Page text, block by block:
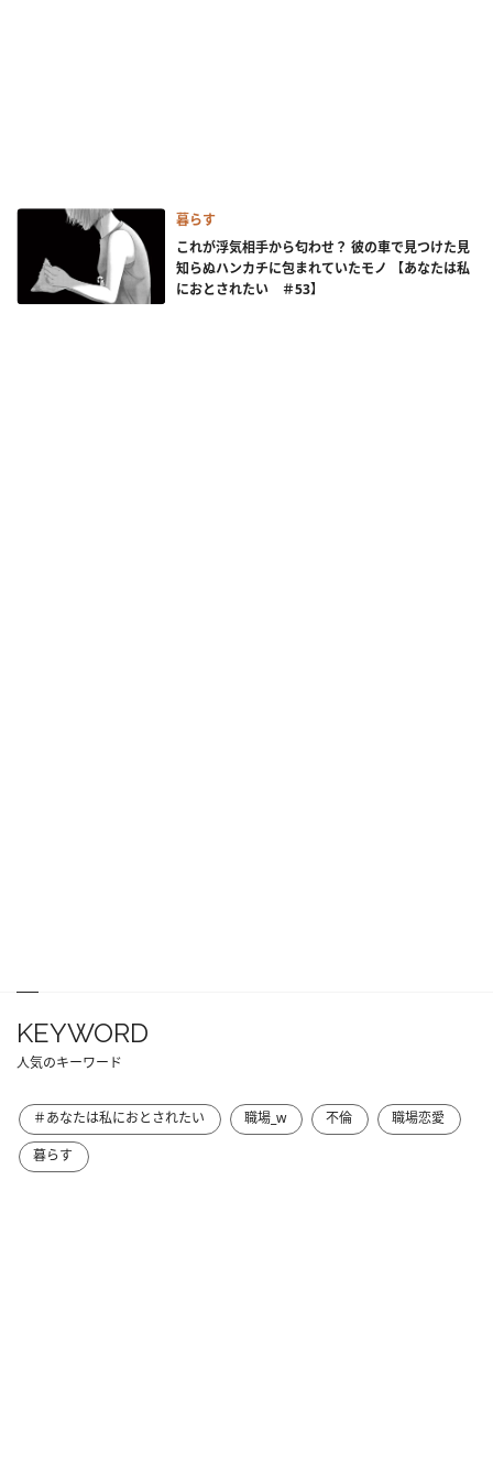
暮らす
これが浮気相手から匂わせ？ 彼の車で見つけた見
知らぬハンカチに包まれていたモノ 【あなたは私
におとされたい ＃53】
KEYWORD
人気のキーワード
＃あなたは私におとされたい 職場_w 不倫
職場恋愛
暮らす